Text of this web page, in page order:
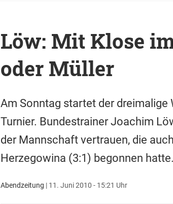
Löw: Mit Klose
oder Müller
Am Sonntag startet der
Turnier. Bundestrainer Joachim
der Mannschaft vertrauen, die
Herzegowina (3:1) begonnen hatte.
Abendzeitung | 11. Juni 2010 - 15:21 Uhr